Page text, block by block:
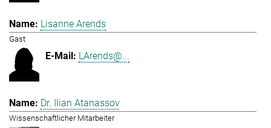
Lisanne Arends
Gast
LArends@...
Dr. Ilian Atanassov
Wissenschaftlicher Mitarbeiter